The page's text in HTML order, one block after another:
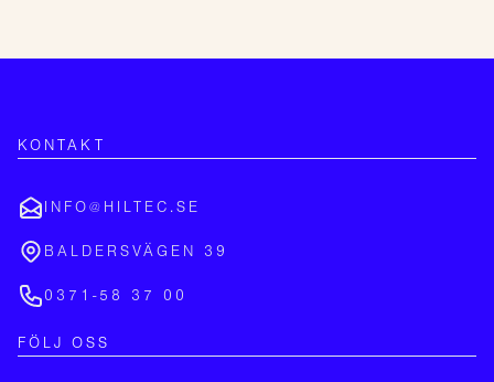
KONTAKT
INFO@HILTEC.SE
BALDERSVÄGEN 39
0371-58 37 00
FÖLJ OSS